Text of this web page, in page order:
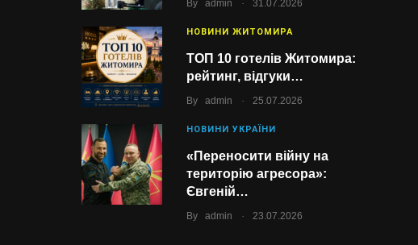
By admin 31.07.2026
НОВИНИ ЖИТОМИРА
ТОП 10 готелів Житомира:
рейтинг, відгуки…
By admin . 25.07.2026
НОВИНИ УКРАЇНИ
«Переносити війну на
територію агресора»:
Євгеній…
By admin . 23.07.2026